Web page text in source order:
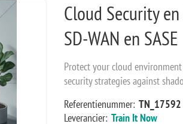
Cloud Security
SD-WAN en SASE
Protect your cloud environment
security strategies against
Referentienummer: TN_17592
Leverancier: Train It Now